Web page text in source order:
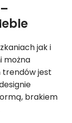
jak i
można
trendów jest
brakiem